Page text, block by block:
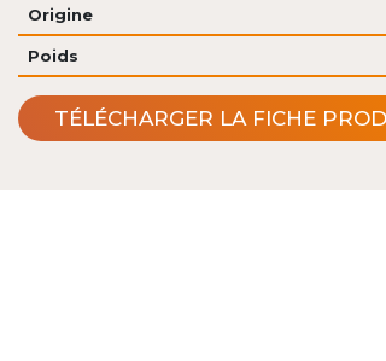
Origine
Poids
TÉLÉCHARGER LA FICHE